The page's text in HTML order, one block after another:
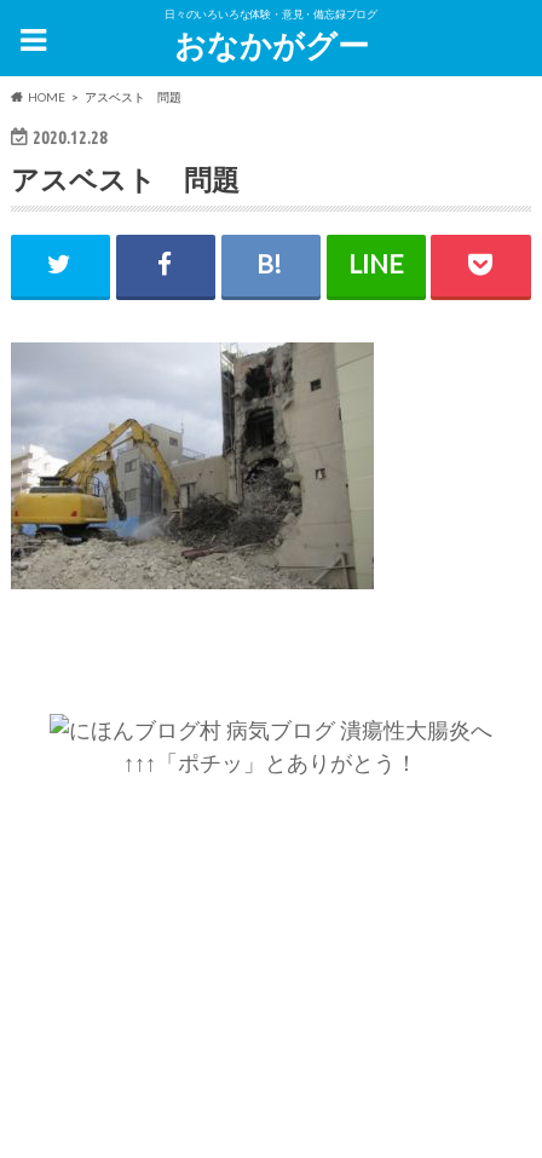
日々のいろいろな体験・意見・備忘録ブログ
おなかがグー
HOME アスベスト 問題
2020.12.28
アスベスト 問題
↑↑↑「ポチッ」とありがとう！